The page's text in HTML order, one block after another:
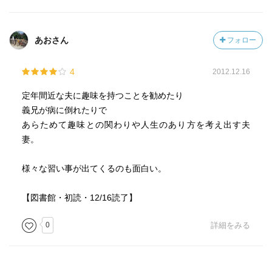
あおさん フォロー
4 2012.12.16
定年間近な夫に趣味を持つことを勧めたり
義兄が病に倒れたりで
あらためて趣味との関わりや人生のあり方を考え出す夫
妻。
様々な習い事が出てくるのも面白い。
【図書館・初読・12/16読了】
0 詳細をみる